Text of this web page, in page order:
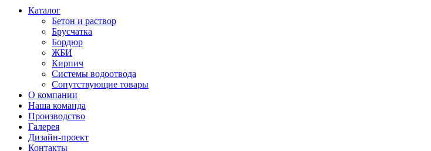
Каталог
Бетон и раствор
Брусчатка
Бордюр
ЖБИ
Кирпич
Системы водоотвода
Сопутствующие товары
О компании
Наша команда
Производство
Галерея
Дизайн-проект
Контакты